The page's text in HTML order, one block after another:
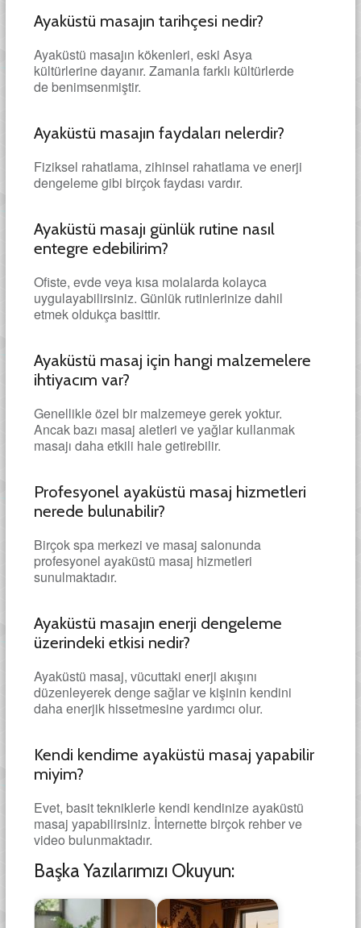
Ayaküstü masajın tarihçesi nedir?
Ayaküstü masajın kökenleri, eski Asya
kültürlerine dayanır. Zamanla farklı kültürlerde
de benimsenmiştir.
Ayaküstü masajın faydaları nelerdir?
Fiziksel rahatlama, zihinsel rahatlama ve enerji
dengeleme gibi birçok faydası vardır.
Ayaküstü masajı günlük rutine nasıl
entegre edebilirim?
Ofiste, evde veya kısa molalarda kolayca
uygulayabilirsiniz. Günlük rutinlerinize dahil
etmek oldukça basittir.
Ayaküstü masaj için hangi malzemelere
ihtiyacım var?
Genellikle özel bir malzemeye gerek yoktur.
Ancak bazı masaj aletleri ve yağlar kullanmak
masajı daha etkili hale getirebilir.
Profesyonel ayaküstü masaj hizmetleri
nerede bulunabilir?
Birçok spa merkezi ve masaj salonunda
profesyonel ayaküstü masaj hizmetleri
sunulmaktadır.
Ayaküstü masajın enerji dengeleme
üzerindeki etkisi nedir?
Ayaküstü masaj, vücuttaki enerji akışını
düzenleyerek denge sağlar ve kişinin kendini
daha enerjik hissetmesine yardımcı olur.
Kendi kendime ayaküstü masaj yapabilir
miyim?
Evet, basit tekniklerle kendi kendinize ayaküstü
masaj yapabilirsiniz. İnternette birçok rehber ve
video bulunmaktadır.
Başka Yazılarımızı Okuyun: